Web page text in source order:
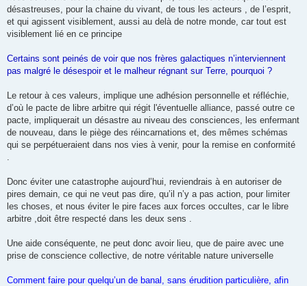
désastreuses, pour la chaine du vivant, de tous les acteurs , de l’esprit,
et qui agissent visiblement, aussi au delà de notre monde, car tout est
visiblement lié en ce principe
Certains sont peinés de voir que nos frères galactiques n’interviennent
pas malgré le désespoir et le malheur régnant sur Terre, pourquoi ?
Le retour à ces valeurs, implique une adhésion personnelle et réfléchie,
d’où le pacte de libre arbitre qui régit l'éventuelle alliance, passé outre ce
pacte, impliquerait un désastre au niveau des consciences, les enfermant
de nouveau, dans le piège des réincarnations et, des mêmes schémas
qui se perpétueraient dans nos vies à venir, pour la remise en conformité
Donc éviter une catastrophe aujourd’hui, reviendrais à en autoriser de
pires demain, ce qui ne veut pas dire, qu’il n’y a pas action, pour limiter
les choses, et nous éviter le pire faces aux forces occultes, car le libre
arbitre ,doit être respecté dans les deux sens .
Une aide conséquente, ne peut donc avoir lieu, que de paire avec une
prise de conscience collective, de notre véritable nature universelle
Comment faire pour quelqu’un de banal, sans érudition particulière, afin